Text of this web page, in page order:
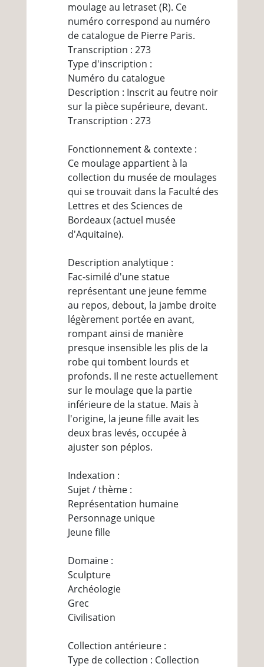
moulage au letraset (R). Ce
numéro correspond au numéro
de catalogue de Pierre Paris.
Transcription : 273
Type d'inscription :
Numéro du catalogue
Description : Inscrit au feutre noir
sur la pièce supérieure, devant.
Transcription : 273
Fonctionnement & contexte :
Ce moulage appartient à la
collection du musée de moulages
qui se trouvait dans la Faculté des
Lettres et des Sciences de
Bordeaux (actuel musée
d'Aquitaine).
Description analytique :
Fac-similé d'une statue
représentant une jeune femme
au repos, debout, la jambe droite
légèrement portée en avant,
rompant ainsi de manière
presque insensible les plis de la
robe qui tombent lourds et
profonds. Il ne reste actuellement
sur le moulage que la partie
inférieure de la statue. Mais à
l'origine, la jeune fille avait les
deux bras levés, occupée à
ajuster son péplos.
Indexation :
Sujet / thème :
Représentation humaine
Personnage unique
Jeune fille
Domaine :
Sculpture
Archéologie
Grec
Civilisation
Collection antérieure :
Type de collection : Collection